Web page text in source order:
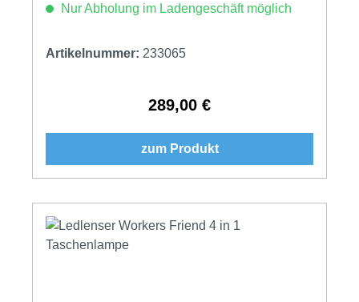
Nur Abholung im Ladengeschäft möglich
Artikelnummer: 233065
Regulärer Preis:
289,00 €
zum Produkt